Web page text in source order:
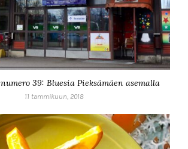
39: Bluesia Pieksämäen asemalla
11 tammikuun, 2018